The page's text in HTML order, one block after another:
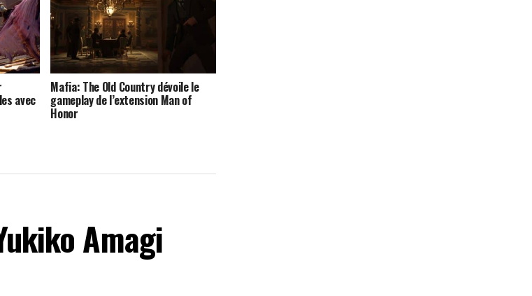
avec
Mafia: The Old Country dévoile le
gameplay de l’extension Man of
Honor
Amagi